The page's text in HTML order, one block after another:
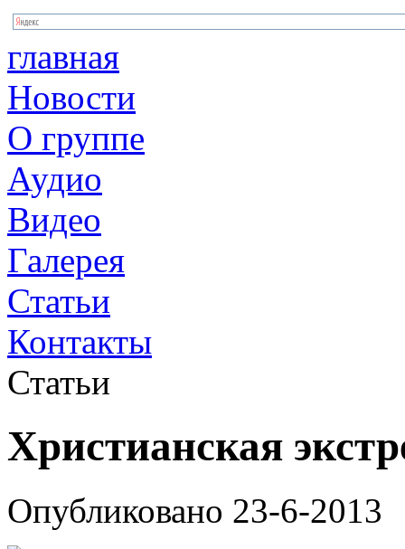
главная
Новости
О группе
Аудио
Видео
Галерея
Статьи
Контакты
Статьи
Христианская
Опубликовано 23-6-2013